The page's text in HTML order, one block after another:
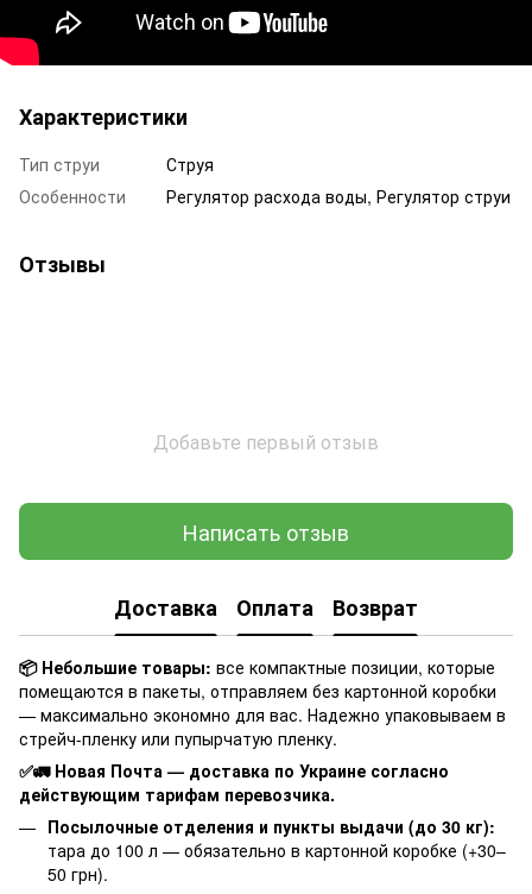
Характеристики
Тип струи
Струя
Особенности
Регулятор расхода воды, Регулятор струи
Отзывы
Добавьте первый отзыв
Написать отзыв
Доставка Оплата Возврат
📦 Небольшие товары: все компактные позиции, которые
помещаются в пакеты, отправляем без картонной коробки
— максимально экономно для вас. Надежно упаковываем в
стрейч-пленку или пупырчатую пленку.
✅🚛 Новая Почта — доставка по Украине согласно
действующим тарифам перевозчика.
Посылочные отделения и пункты выдачи (до 30 кг):
тара до 100 л — обязательно в картонной коробке (+30–
50 грн).